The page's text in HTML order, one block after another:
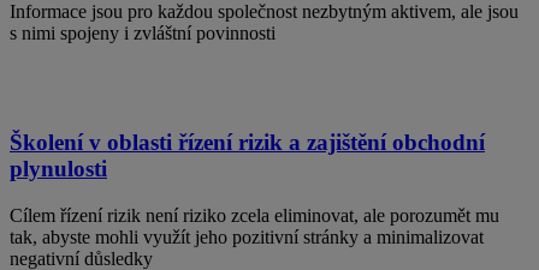
Informace jsou pro každou společnost nezbytným aktivem, ale jsou
s nimi spojeny i zvláštní povinnosti
Školení v oblasti řízení rizik a zajištění obchodní
plynulosti
Cílem řízení rizik není riziko zcela eliminovat, ale porozumět mu
tak, abyste mohli využít jeho pozitivní stránky a minimalizovat
negativní důsledky